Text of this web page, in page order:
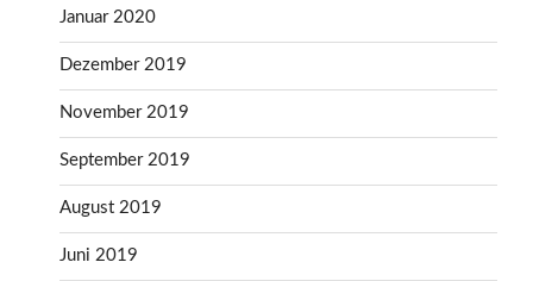
Januar 2020
Dezember 2019
November 2019
September 2019
August 2019
Juni 2019